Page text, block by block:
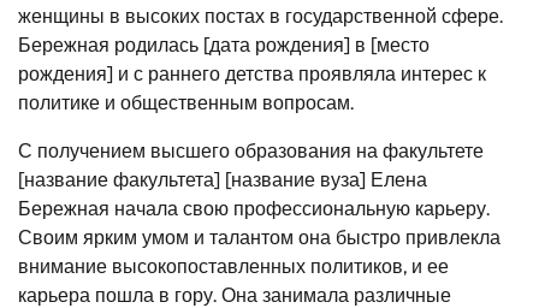
женщины в высоких постах в государственной сфере.
Бережная родилась [дата рождения] в [место
рождения] и с раннего детства проявляла интерес к
политике и общественным вопросам.
С получением высшего образования на факультете
[название факультета] [название вуза] Елена
Бережная начала свою профессиональную карьеру.
Своим ярким умом и талантом она быстро привлекла
внимание высокопоставленных политиков, и ее
карьера пошла в гору. Она занимала различные